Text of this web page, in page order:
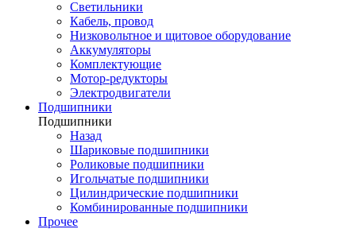
Светильники
Кабель, провод
Низковольтное и щитовое оборудование
Аккумуляторы
Комплектующие
Мотор-редукторы
Электродвигатели
Подшипники
Подшипники
Назад
Шариковые подшипники
Роликовые подшипники
Игольчатые подшипники
Цилиндрические подшипники
Комбинированные подшипники
Прочее